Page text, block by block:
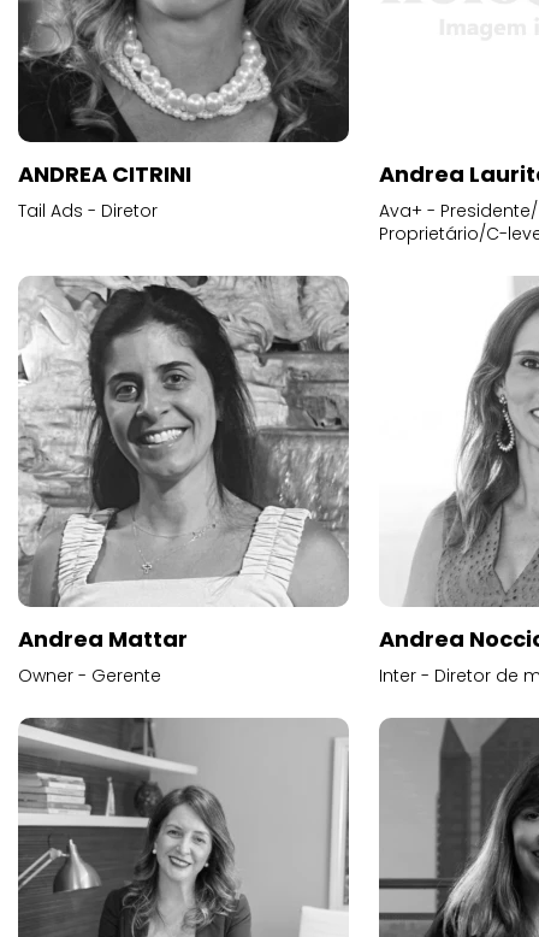
ANDREA CITRINI
Tail Ads - Diretor
Andrea
Ava+ -
Proprietário/C-
Andrea Mattar
Owner - Gerente
Andrea
Inter - Diretor de